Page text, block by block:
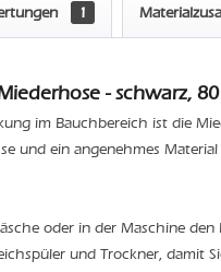
1
- schwarz,
im Bauchbereich ist die
und ein angenehmes
oder in der Maschine den
und Trockner, damit